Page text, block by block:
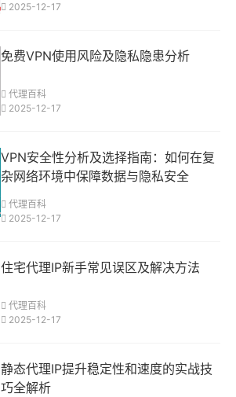
2025-12-17
免费VPN使用风险及隐私隐患分析
代理百科
2025-12-17
VPN安全性分析及选择指南：如何在复
杂网络环境中保障数据与隐私安全
代理百科
2025-12-17
住宅代理IP新手常见误区及解决方法
代理百科
2025-12-17
静态代理IP提升稳定性和速度的实战技
巧全解析